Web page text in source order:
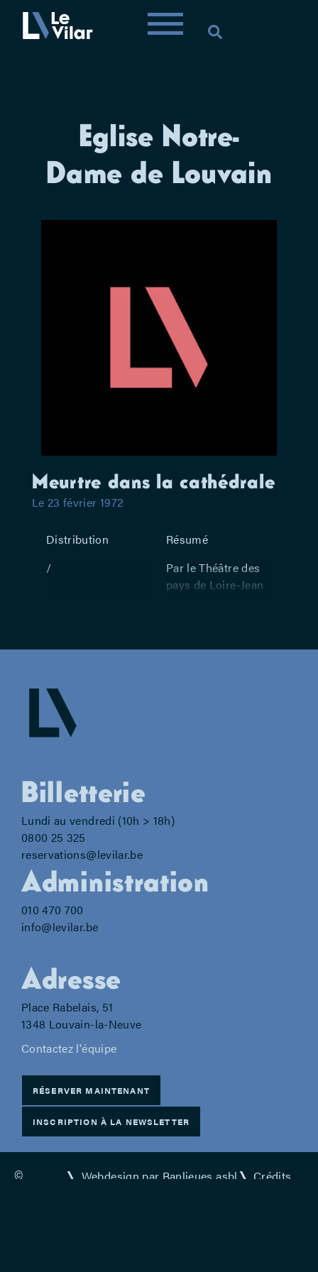
Eglise Notre-
Dame de Louvain
Meurtre dans la cathédrale
Le 23 février 1972
Distribution
/
Résumé
Par le Théâtre des
pays de Loire-Jean
Billetterie
Lundi au vendredi (10h > 18h)
0800 25 325
reservations@levilar.be
Administration
010 470 700
info@levilar.be
Adresse
Place Rabelais, 51
1348 Louvain-la-Neuve
Contactez l'équipe
RÉSERVER MAINTENANT
INSCRIPTION À LA NEWSLETTER
©
Webdesign par Banlieues asbl
Crédits